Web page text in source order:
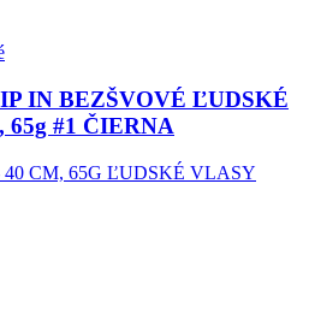
IN BEZŠVOVÉ ĽUDSKÉ
65g #1 ČIERNA
CM, 65G ĽUDSKÉ VLASY